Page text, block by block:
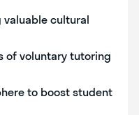
valuable cultural
of voluntary tutoring
to boost student